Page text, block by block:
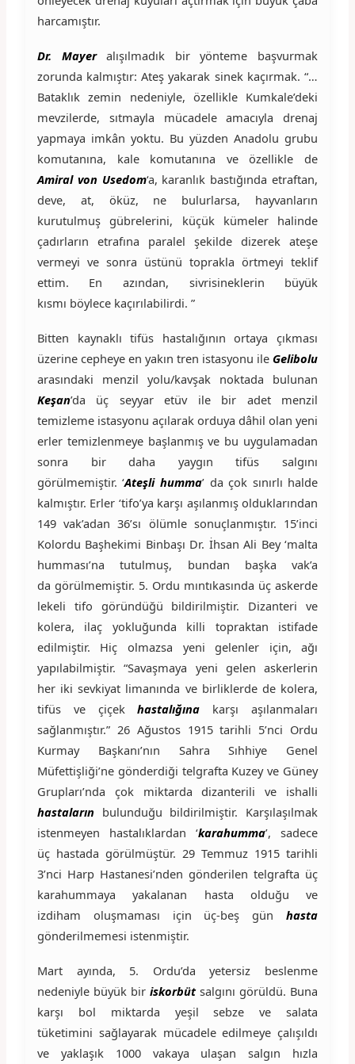
harcamıştır.
Dr. Mayeralışılmadık bir yönteme başvurmak
zorunda kalmıştır: Ateş yakarak sinek kaçırmak. “…
Bataklık zemin nedeniyle, özellikle Kumkale’deki
mevzilerde, sıtmayla mücadele amacıyla drenaj
yapmaya imkân yoktu. Bu yüzden Anadolu grubu
komutanına, kale komutanına ve özellikle de
Amiral von Usedom‘a, karanlık bastığında etraftan,
deve, at, öküz, ne bulurlarsa, hayvanların
kurutulmuş gübrelerini, küçük kümeler halinde
çadırların etrafına paralel şekilde dizerek ateşe
vermeyi ve sonra üstünü toprakla örtmeyi teklif
ettim. En azından, sivrisineklerin büyük
kısmı böylece kaçırılabilirdi. ”
Bitten kaynaklı tifüs hastalığının ortaya çıkması
üzerine cepheye en yakın tren istasyonu ileGelibolu
arasındaki menzil yolu/kavşak noktada bulunan
Keşan’da üç seyyar etüv ile bir adet menzil
temizleme istasyonu açılarak orduya dâhil olan yeni
erler temizlenmeye başlanmış ve bu uygulamadan
sonra bir daha yaygın tifüs salgını
görülmemiştir. ‘Ateşli humma’ da çok sınırlı halde
kalmıştır. Erler ‘tifo’ya karşı aşılanmış olduklarından
149 vak’adan 36’sı ölümle sonuçlanmıştır. 15’inci
Kolordu Başhekimi Binbaşı Dr. İhsan Ali Bey ‘malta
humması’na tutulmuş, bundan başka vak’a
da görülmemiştir. 5. Ordu mıntıkasında üç askerde
lekeli tifo göründüğü bildirilmiştir. Dizanteri ve
kolera, ilaç yokluğunda killi topraktan istifade
edilmiştir. Hiç olmazsa yeni gelenler için, ağı
yapılabilmiştir. “Savaşmaya yeni gelen askerlerin
her iki sevkiyat limanında ve birliklerde de kolera,
tifüs ve çiçekhastalığına
karşı aşılanmaları
sağlanmıştır.” 26 Ağustos 1915 tarihli 5’nci Ordu
Kurmay Başkanı’nın Sahra Sıhhiye Genel
Müfettişliği’ne gönderdiği telgrafta Kuzey ve Güney
Grupları’nda çok miktarda dizanterili ve ishalli
hastaların bulunduğu bildirilmiştir. Karşılaşılmak
istenmeyen hastalıklardan ‘karahumma’, sadece
üç hastada görülmüştür. 29 Temmuz 1915 tarihli
3’nci Harp Hastanesi’nden gönderilen telgrafta üç
karahummaya yakalanan hasta olduğu ve
izdiham oluşmaması için üç-beş günhasta
gönderilmemesi istenmiştir.
Mart ayında, 5. Ordu’da yetersiz beslenme
nedeniyle büyük bir iskorbütsalgını görüldü. Buna
karşı bol miktarda yeşil sebze ve salata
tüketimini sağlayarak mücadele edilmeye çalışıldı
ve yaklaşık 1000 vakaya ulaşan salgın hızla